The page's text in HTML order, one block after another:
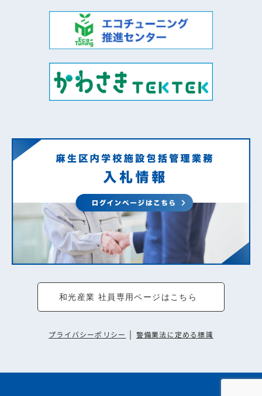
和光産業 社員専用ページはこちら
プライバシーポリシー 警備業法に定める標識